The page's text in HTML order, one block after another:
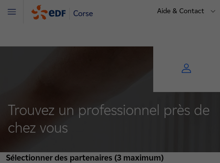
Corse Aide & Contact
Menu
Trouvez un professionnel près de
chez vous
Sélectionner des partenaires (3 maximum)